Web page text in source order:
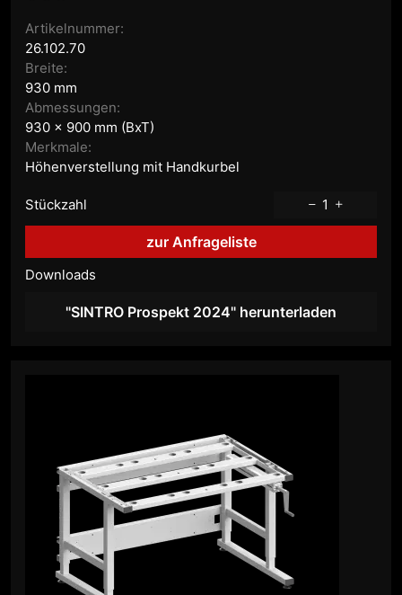
Artikelnummer:
26.102.70
Breite:
930 mm
Abmessungen:
930 x 900 mm (BxT)
Merkmale:
Höhenverstellung mit Handkurbel
Stückzahl 1
zur Anfrageliste
Downloads
"SINTRO Prospekt 2024" herunterladen